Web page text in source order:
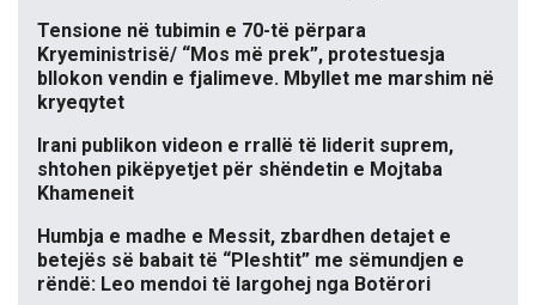
Tensione në tubimin e 70-të përpara
Kryeministrisë/ “Mos më prek”, protestuesja
bllokon vendin e fjalimeve. Mbyllet me marshim në
kryeqytet
Irani publikon videon e rrallë të liderit suprem,
shtohen pikëpyetjet për shëndetin e Mojtaba
Khameneit
Humbja e madhe e Messit, zbardhen detajet e
betejës së babait të “Pleshtit” me sëmundjen e
rëndë: Leo mendoi të largohej nga Botërori